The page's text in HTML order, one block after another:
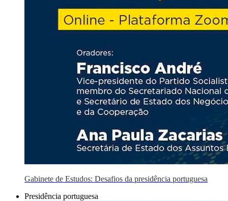
Gabinete de Estudos: Desafios da presidência portuguesa
Presidência portuguesa